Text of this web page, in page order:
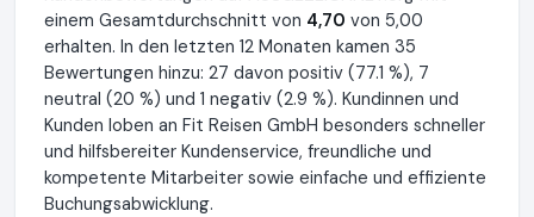
einem Gesamtdurchschnitt von 4,70 von 5,00
erhalten. In den letzten 12 Monaten kamen 35
Bewertungen hinzu: 27 davon positiv (77.1 %), 7
neutral (20 %) und 1 negativ (2.9 %). Kundinnen und
Kunden loben an Fit Reisen GmbH besonders schneller
und hilfsbereiter Kundenservice, freundliche und
kompetente Mitarbeiter sowie einfache und effiziente
Buchungsabwicklung.